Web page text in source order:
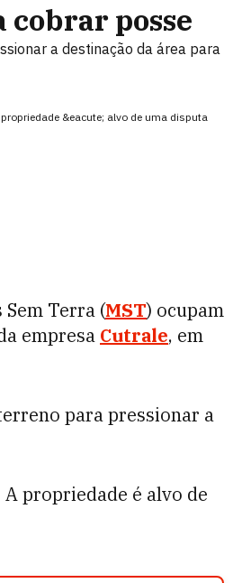
cobrar posse
a destinação da área para
&eacute; alvo de uma disputa
Terra (MST) ocupam
empresa Cutrale, em
para pressionar a
A propriedade é alvo de